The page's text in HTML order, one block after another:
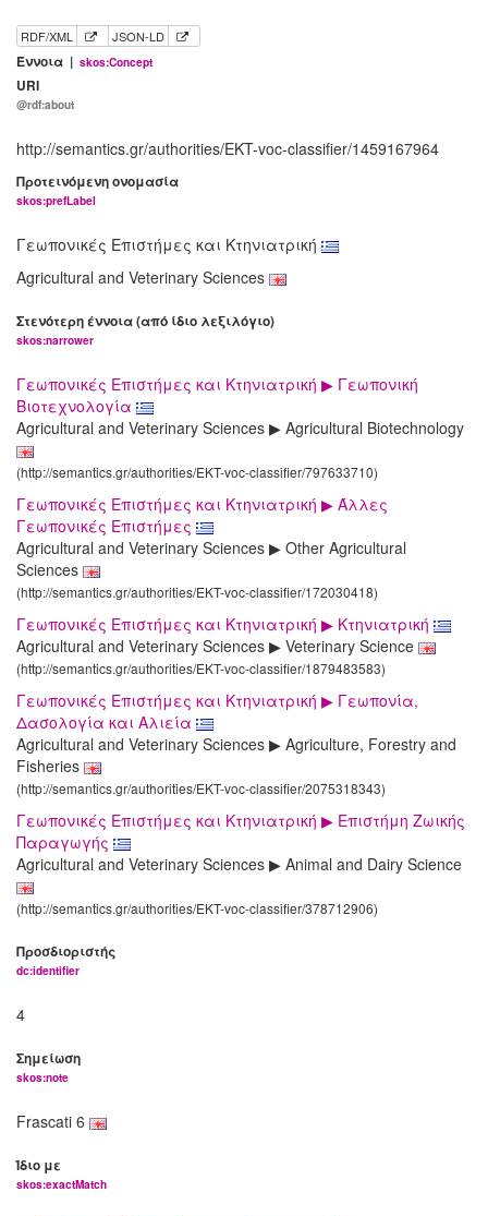
RDF/XML JSON-LD
Έννοια | skos:Concept
URI
@rdf:about
http://semantics.gr/authorities/EKT-voc-classifier/1459167964
Προτεινόμενη ονομασία
skos:prefLabel
Γεωπονικές Επιστήμες και Κτηνιατρική
Agricultural and Veterinary Sciences
Στενότερη έννοια (από ίδιο λεξιλόγιο)
skos:narrower
Γεωπονικές Επιστήμες και Κτηνιατρική ▶ Γεωπονική
Βιοτεχνολογία
Agricultural and Veterinary Sciences ▶ Agricultural Biotechnology
(http://semantics.gr/authorities/EKT-voc-classifier/797633710)
Γεωπονικές Επιστήμες και Κτηνιατρική ▶ Άλλες
Γεωπονικές Επιστήμες
Agricultural and Veterinary Sciences ▶ Other Agricultural
Sciences
(http://semantics.gr/authorities/EKT-voc-classifier/172030418)
Γεωπονικές Επιστήμες και Κτηνιατρική ▶ Κτηνιατρική
Agricultural and Veterinary Sciences ▶ Veterinary Science
(http://semantics.gr/authorities/EKT-voc-classifier/1879483583)
Γεωπονικές Επιστήμες και Κτηνιατρική ▶ Γεωπονία,
Δασολογία και Αλιεία
Agricultural and Veterinary Sciences ▶ Agriculture, Forestry and
Fisheries
(http://semantics.gr/authorities/EKT-voc-classifier/2075318343)
Γεωπονικές Επιστήμες και Κτηνιατρική ▶ Επιστήμη Ζωικής
Παραγωγής
Agricultural and Veterinary Sciences ▶ Animal and Dairy Science
(http://semantics.gr/authorities/EKT-voc-classifier/378712906)
Προσδιοριστής
dc:identifier
4
Σημείωση
skos:note
Frascati 6
Ίδιο με
skos:exactMatch